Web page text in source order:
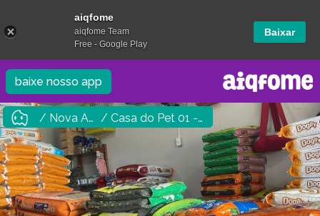
baixe nosso app
/ Nova Andradina / Casa do Pet 01 - Jardim Universitário
aiqfome
aiqfome Team
Free - Google Play
Baixar